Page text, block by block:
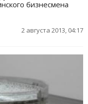
бизнесмена
2 августа 2013, 04:17